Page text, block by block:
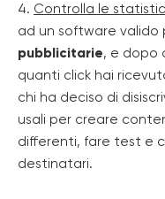
4. Controlla le
ad un software valido
pubblicitarie, e dopo
quanti click hai
chi ha deciso di
usali per creare
differenti, fare test e
destinatari.